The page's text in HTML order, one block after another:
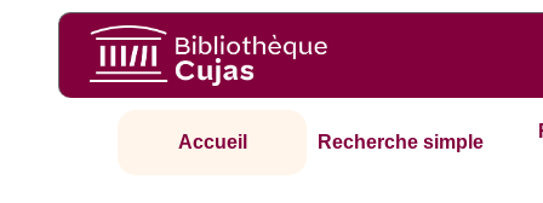
Accueil Recherche simple